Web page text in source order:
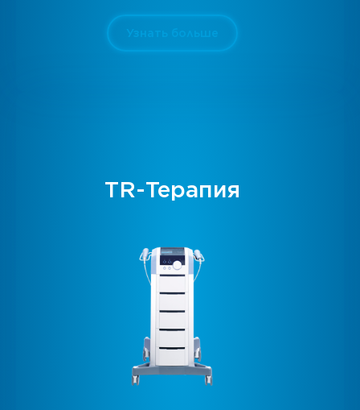
Узнать больше
TR-Терапия